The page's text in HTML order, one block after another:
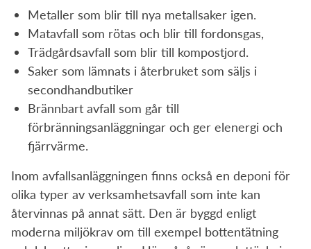
Metaller som blir till nya metallsaker igen.
Matavfall som rötas och blir till fordonsgas,
Trädgårdsavfall som blir till kompostjord.
Saker som lämnats i återbruket som säljs i
secondhandbutiker
Brännbart avfall som går till
förbränningsanläggningar och ger elenergi och
fjärrvärme.
Inom avfallsanläggningen finns också en deponi för
olika typer av verksamhetsavfall som inte kan
återvinnas på annat sätt. Den är byggd enligt
moderna miljökrav om till exempel bottentätning